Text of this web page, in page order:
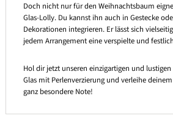
Doch nicht nur für den Weihnachtsbaum
Glas-Lolly. Du kannst ihn auch in Gestecke
Dekorationen integrieren. Er lässt sich
jedem Arrangement eine verspielte und
Hol dir jetzt unseren einzigartigen und
Glas mit Perlenverzierung und verleihe
ganz besondere Note!